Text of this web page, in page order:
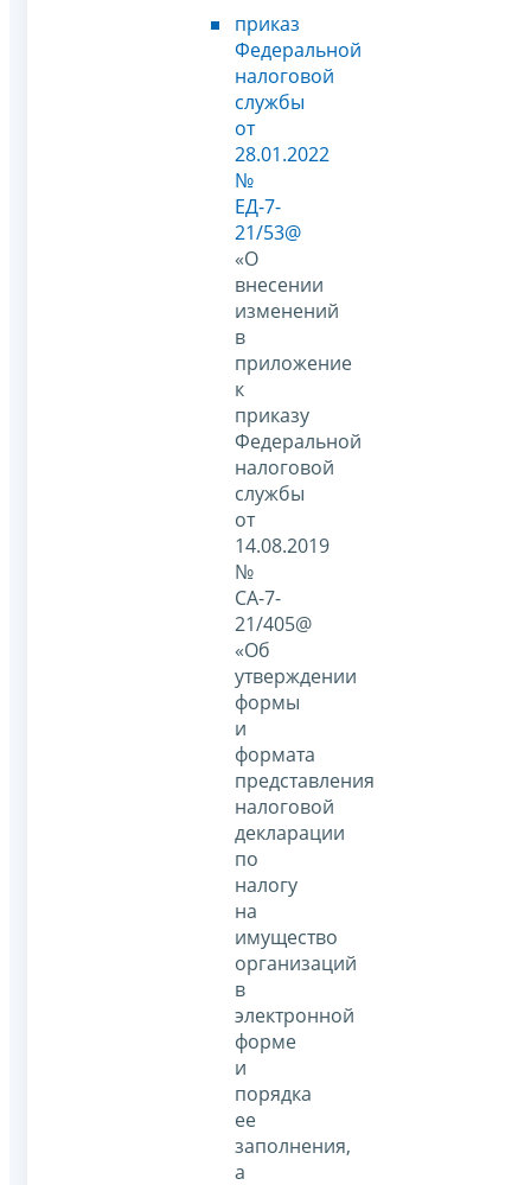
приказ
Федеральной
налоговой
службы
от
28.01.2022
№
ЕД-7-
21/53@
«О
внесении
изменений
в
приложение
к
приказу
Федеральной
налоговой
службы
от
14.08.2019
№
СА-7-
21/405@
«Об
утверждении
формы
и
формата
представления
налоговой
декларации
по
налогу
на
имущество
организаций
в
электронной
форме
и
порядка
ее
заполнения,
а